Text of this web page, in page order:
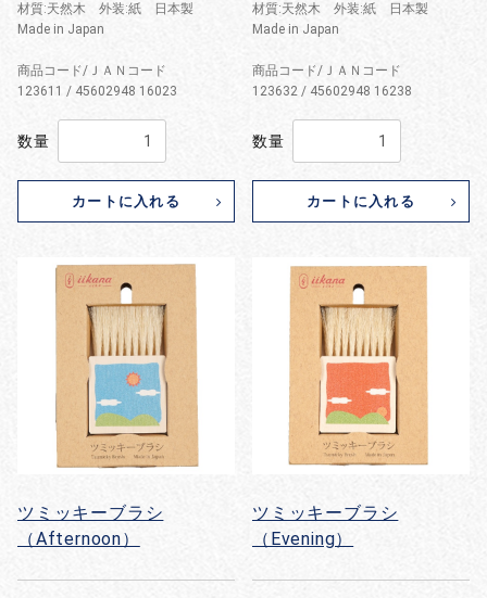
材質:天然木 外装:紙 日本製
Made in Japan
商品コード/ＪＡＮコード
123611 / 45602948 16023
数量
カートに入れる
材質:天然木 外装:紙 日本製
Made in Japan
商品コード/ＪＡＮコード
123632 / 45602948 16238
数量
カートに入れる
ツミッキーブラシ
（Afternoon）
ツミッキーブラシ
（Evening）